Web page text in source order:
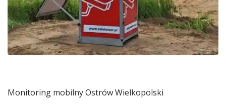
Monitoring mobilny Ostrów Wielkopolski